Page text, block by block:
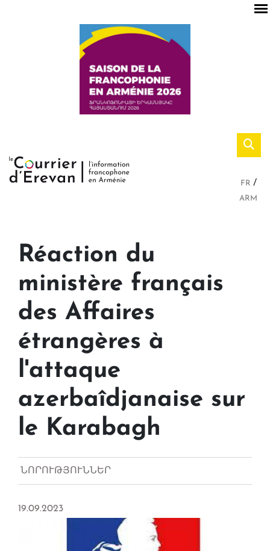
FR
ARM
Réaction du
ministère français
des Affaires
étrangères à
l'attaque
azerbaîdjanaise sur
le Karabagh
ՆՈՐՈՒԹՅՈՒՆՆԵՐ
19.09.2023